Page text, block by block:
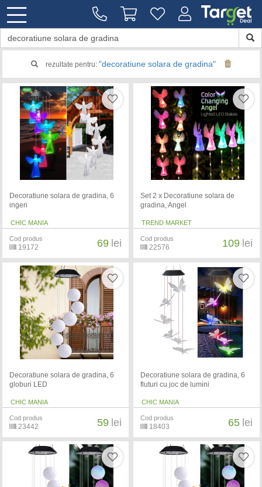
rezultate pentru: "decoratiune solara de gradina"
Decoratiune solara de gradina, 6
ingeri
CHIC MANIA
Cod produs
19172 69 lei
Set 2 x Decoratiune solara de
gradina, Angel
TREND MARKET
Cod produs
22576 109 lei
Decoratiune solara de gradina, 6
globuri LED
CHIC MANIA
Cod produs
23442 59 lei
Decoratiune solara de gradina, 6
fluturi cu joc de lumini
CHIC MANIA
Cod produs
18403 65 lei